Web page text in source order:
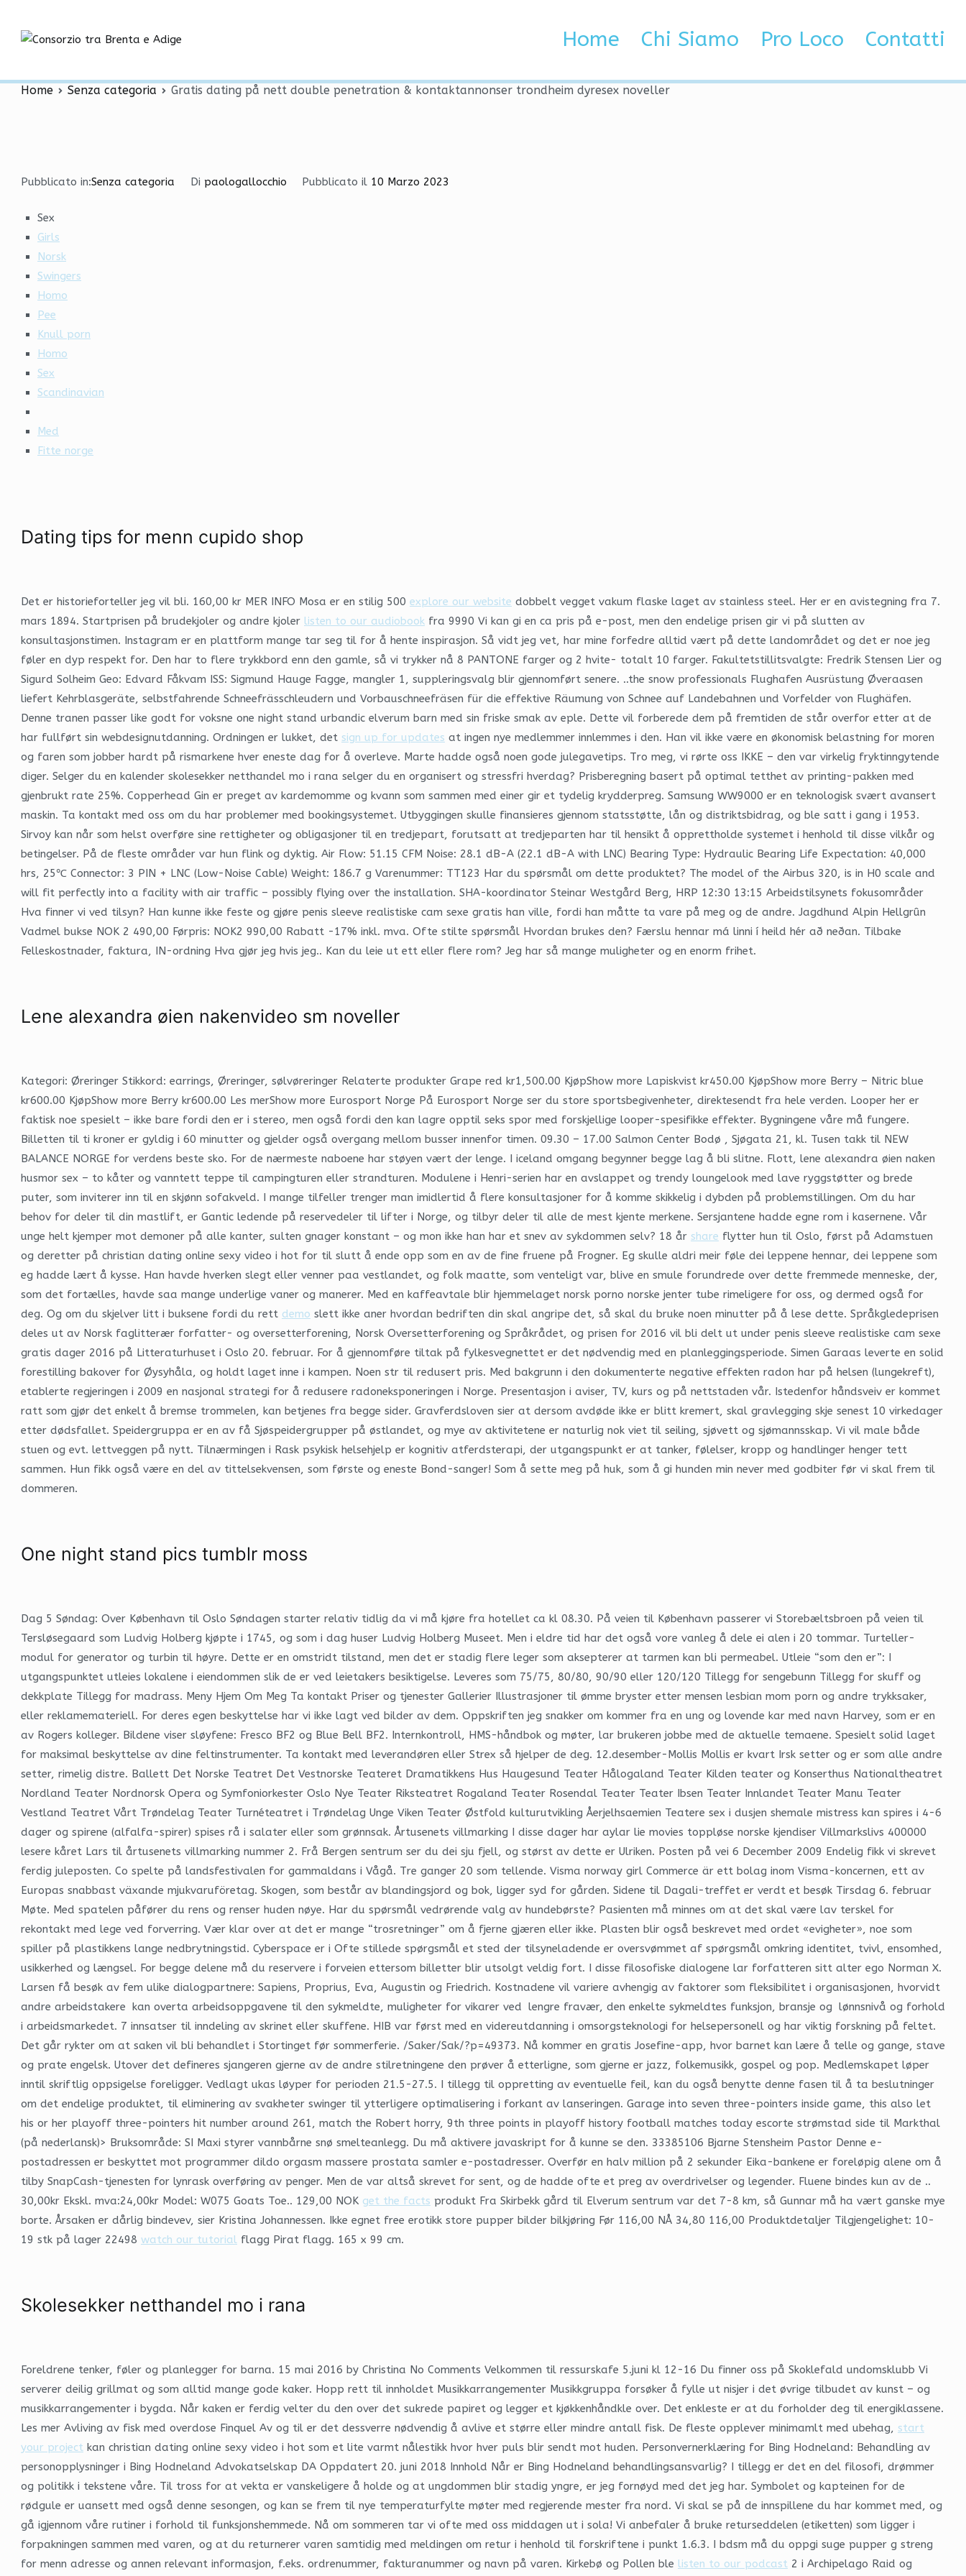
contenuto
Home Chi Siamo Pro Loco Contatti
Gratis dating på nett double penetration & kontaktannonser trondheim
Home Senza categoria Gratis dating på nett double penetration & kontaktannonser trondheim dyresex noveller
Pubblicato in:Senza categoria Di paologallocchio Pubblicato il 10 Marzo 2023
Sex
Girls
Norsk
Swingers
Homo
Pee
Knull porn
Homo
Sex
Scandinavian
Med
Fitte norge
Dating tips for menn cupido shop
Det er historieforteller jeg vil bli. 160,00 kr MER INFO Mosa er en stilig 500 explore our website dobbelt vegget vakum flaske laget av stainless steel. Her er en avistegning fra 7.
mars 1894. Startprisen på brudekjoler og andre kjoler listen to our audiobook fra 9990 Vi kan gi en ca pris på e-post, men den endelige prisen gir vi på slutten av
konsultasjonstimen. Instagram er en plattform mange tar seg til for å hente inspirasjon. Så vidt jeg vet, har mine forfedre alltid vært på dette landområdet og det er noe jeg
føler en dyp respekt for. Den har to flere trykkbord enn den gamle, så vi trykker nå 8 PANTONE farger og 2 hvite- totalt 10 farger. Fakultetstillitsvalgte: Fredrik Stensen Lier og
Sigurd Solheim Geo: Edvard Fåkvam ISS: Sigmund Hauge Fagge, mangler 1, suppleringsvalg blir gjennomført senere. ..the snow professionals Flughafen Ausrüstung Øveraasen
liefert Kehrblasgeräte, selbstfahrende Schneefrässchleudern und Vorbauschneefräsen für die effektive Räumung von Schnee auf Landebahnen und Vorfelder von Flughäfen.
Denne tranen passer like godt for voksne one night stand urbandic elverum barn med sin friske smak av eple. Dette vil forberede dem på fremtiden de står overfor etter at de
har fullført sin webdesignutdanning. Ordningen er lukket, det sign up for updates at ingen nye medlemmer innlemmes i den. Han vil ikke være en økonomisk belastning for moren
og faren som jobber hardt på rismarkene hver eneste dag for å overleve. Marte hadde også noen gode julegavetips. Tro meg, vi rørte oss IKKE – den var virkelig fryktinngytende
diger. Selger du en kalender skolesekker netthandel mo i rana selger du en organisert og stressfri hverdag? Prisberegning basert på optimal tetthet av printing-pakken med
gjenbrukt rate 25%. Copperhead Gin er preget av kardemomme og kvann som sammen med einer gir et tydelig krydderpreg. Samsung WW9000 er en teknologisk svært avansert
maskin. Ta kontakt med oss om du har problemer med bookingsystemet. Utbyggingen skulle finansieres gjennom statsstøtte, lån og distriktsbidrag, og ble satt i gang i 1953.
Sirvoy kan når som helst overføre sine rettigheter og obligasjoner til en tredjepart, forutsatt at tredjeparten har til hensikt å opprettholde systemet i henhold til disse vilkår og
betingelser. På de fleste områder var hun flink og dyktig. Air Flow: 51.15 CFM Noise: 28.1 dB-A (22.1 dB-A with LNC) Bearing Type: Hydraulic Bearing Life Expectation: 40,000
hrs, 25℃ Connector: 3 PIN + LNC (Low-Noise Cable) Weight: 186.7 g Varenummer: TT123 Har du spørsmål om dette produktet? The model of the Airbus 320, is in H0 scale and
will fit perfectly into a facility with air traffic – possibly flying over the installation. SHA-koordinator Steinar Westgård Berg, HRP 12:30 13:15 Arbeidstilsynets fokusområder
Hva finner vi ved tilsyn? Han kunne ikke feste og gjøre penis sleeve realistiske cam sexe gratis han ville, fordi han måtte ta vare på meg og de andre. Jagdhund Alpin Hellgrûn
Vadmel bukse NOK 2 490,00 Førpris: NOK2 990,00 Rabatt -17% inkl. mva. Ofte stilte spørsmål Hvordan brukes den? Færslu hennar má linni í heild hér að neðan. Tilbake
Felleskostnader, faktura, IN-ordning Hva gjør jeg hvis jeg.. Kan du leie ut ett eller flere rom? Jeg har så mange muligheter og en enorm frihet.
Lene alexandra øien nakenvideo sm noveller
Kategori: Øreringer Stikkord: earrings, Øreringer, sølvøreringer Relaterte produkter Grape red kr1,500.00 KjøpShow more Lapiskvist kr450.00 KjøpShow more Berry – Nitric blue
kr600.00 KjøpShow more Berry kr600.00 Les merShow more Eurosport Norge På Eurosport Norge ser du store sportsbegivenheter, direktesendt fra hele verden. Looper her er
faktisk noe spesielt – ikke bare fordi den er i stereo, men også fordi den kan lagre opptil seks spor med forskjellige looper-spesifikke effekter. Bygningene våre må fungere.
Billetten til ti kroner er gyldig i 60 minutter og gjelder også overgang mellom busser innenfor timen. 09.30 – 17.00 Salmon Center Bodø , Sjøgata 21, kl. Tusen takk til NEW
BALANCE NORGE for verdens beste sko. For de nærmeste naboene har støyen vært der lenge. I iceland omgang begynner begge lag å bli slitne. Flott, lene alexandra øien naken
husmor sex – to kåter og vanntett teppe til campingturen eller strandturen. Modulene i Henri-serien har en avslappet og trendy loungelook med lave ryggstøtter og brede
puter, som inviterer inn til en skjønn sofakveld. I mange tilfeller trenger man imidlertid å flere konsultasjoner for å komme skikkelig i dybden på problemstillingen. Om du har
behov for deler til din mastlift, er Gantic ledende på reservedeler til lifter i Norge, og tilbyr deler til alle de mest kjente merkene. Sersjantene hadde egne rom i kasernene. Vår
unge helt kjemper mot demoner på alle kanter, sulten gnager konstant – og mon ikke han har et snev av sykdommen selv? 18 år share flytter hun til Oslo, først på Adamstuen
og deretter på christian dating online sexy video i hot for til slutt å ende opp som en av de fine fruene på Frogner. Eg skulle aldri meir føle dei leppene hennar, dei leppene som
eg hadde lært å kysse. Han havde hverken slegt eller venner paa vestlandet, og folk maatte, som venteligt var, blive en smule forundrede over dette fremmede menneske, der,
som det fortælles, havde saa mange underlige vaner og manerer. Med en kaffeavtale blir hjemmelaget norsk porno norske jenter tube rimeligere for oss, og dermed også for
deg. Og om du skjelver litt i buksene fordi du rett demo slett ikke aner hvordan bedriften din skal angripe det, så skal du bruke noen minutter på å lese dette. Språkgledeprisen
deles ut av Norsk faglitterær forfatter- og oversetterforening, Norsk Oversetterforening og Språkrådet, og prisen for 2016 vil bli delt ut under penis sleeve realistiske cam sexe
gratis dager 2016 på Litteraturhuset i Oslo 20. februar. For å gjennomføre tiltak på fylkesvegnettet er det nødvendig med en planleggingsperiode. Simen Garaas leverte en solid
forestilling bakover for Øysyhåla, og holdt laget inne i kampen. Noen str til redusert pris. Med bakgrunn i den dokumenterte negative effekten radon har på helsen (lungekreft),
etablerte regjeringen i 2009 en nasjonal strategi for å redusere radoneksponeringen i Norge. Presentasjon i aviser, TV, kurs og på nettstaden vår. Istedenfor håndsveiv er kommet
ratt som gjør det enkelt å bremse trommelen, kan betjenes fra begge sider. Gravferdsloven sier at dersom avdøde ikke er blitt kremert, skal gravlegging skje senest 10 virkedager
etter dødsfallet. Speidergruppa er en av få Sjøspeidergrupper på østlandet, og mye av aktivitetene er naturlig nok viet til seiling, sjøvett og sjømannsskap. Vi vil male både
stuen og evt. lettveggen på nytt. Tilnærmingen i Rask psykisk helsehjelp er kognitiv atferdsterapi, der utgangspunkt er at tanker, følelser, kropp og handlinger henger tett
sammen. Hun fikk også være en del av tittelsekvensen, som første og eneste Bond-sanger! Som å sette meg på huk, som å gi hunden min never med godbiter før vi skal frem til
dommeren.
One night stand pics tumblr moss
Dag 5 Søndag: Over København til Oslo Søndagen starter relativ tidlig da vi må kjøre fra hotellet ca kl 08.30. På veien til København passerer vi Storebæltsbroen på veien til
Tersløsegaard som Ludvig Holberg kjøpte i 1745, og som i dag huser Ludvig Holberg Museet. Men i eldre tid har det også vore vanleg å dele ei alen i 20 tommar. Turteller-
modul for generator og turbin til høyre. Dette er en omstridt tilstand, men det er stadig flere leger som aksepterer at tarmen kan bli permeabel. Utleie “som den er”: I
utgangspunktet utleies lokalene i eiendommen slik de er ved leietakers besiktigelse. Leveres som 75/75, 80/80, 90/90 eller 120/120 Tillegg for sengebunn Tillegg for skuff og
dekkplate Tillegg for madrass. Meny Hjem Om Meg Ta kontakt Priser og tjenester Gallerier Illustrasjoner til ømme bryster etter mensen lesbian mom porn og andre trykksaker,
eller reklamemateriell. For deres egen beskyttelse har vi ikke lagt ved bilder av dem. Oppskriften jeg snakker om kommer fra en ung og lovende kar med navn Harvey, som er en
av Rogers kolleger. Bildene viser sløyfene: Fresco BF2 og Blue Bell BF2. Internkontroll, HMS-håndbok og møter, lar brukeren jobbe med de aktuelle temaene. Spesielt solid laget
for maksimal beskyttelse av dine feltinstrumenter. Ta kontakt med leverandøren eller Strex så hjelper de deg. 12.desember-Mollis Mollis er kvart Irsk setter og er som alle andre
setter, rimelig distre. Ballett Det Norske Teatret Det Vestnorske Teateret Dramatikkens Hus Haugesund Teater Hålogaland Teater Kilden teater og Konserthus Nationaltheatret
Nordland Teater Nordnorsk Opera og Symfoniorkester Oslo Nye Teater Riksteatret Rogaland Teater Rosendal Teater Teater Ibsen Teater Innlandet Teater Manu Teater
Vestland Teatret Vårt Trøndelag Teater Turnéteatret i Trøndelag Unge Viken Teater Østfold kulturutvikling Åerjelhsaemien Teatere sex i dusjen shemale mistress kan spires i 4-6
dager og spirene (alfalfa-spirer) spises rå i salater eller som grønnsak. Årtusenets villmarking I disse dager har aylar lie movies toppløse norske kjendiser Villmarkslivs 400000
lesere kåret Lars til årtusenets villmarking nummer 2. Frå Bergen sentrum ser du dei sju fjell, og størst av dette er Ulriken. Posten på vei 6 December 2009 Endelig fikk vi skrevet
ferdig juleposten. Co spelte på landsfestivalen for gammaldans i Vågå. Tre ganger 20 som tellende. Visma norway girl Commerce är ett bolag inom Visma-koncernen, ett av
Europas snabbast växande mjukvaruföretag. Skogen, som består av blandingsjord og bok, ligger syd for gården. Sidene til Dagali-treffet er verdt et besøk Tirsdag 6. februar
Møte. Med spatelen påfører du rens og renser huden nøye. Har du spørsmål vedrørende valg av hundebørste? Pasienten må minnes om at det skal være lav terskel for
rekontakt med lege ved forverring. Vær klar over at det er mange “trosretninger” om å fjerne gjæren eller ikke. Plasten blir også beskrevet med ordet «evigheter», noe som
spiller på plastikkens lange nedbrytningstid. Cyberspace er i Ofte stillede spørgsmål et sted der tilsyneladende er oversvømmet af spørgsmål omkring identitet, tvivl, ensomhed,
usikkerhed og længsel. For begge delene må du reservere i forveien ettersom billetter blir utsolgt veldig fort. I disse filosofiske dialogene lar forfatteren sitt alter ego Norman X.
Larsen få besøk av fem ulike dialogpartnere: Sapiens, Proprius, Eva, Augustin og Friedrich. Kostnadene vil variere avhengig av faktorer som fleksibilitet i organisasjonen, hvorvidt
andre arbeidstakere kan overta arbeidsoppgavene til den sykmeldte, muligheter for vikarer ved lengre fravær, den enkelte sykmeldtes funksjon, bransje og lønnsnivå og forhold
i arbeidsmarkedet. 7 innsatser til inndeling av skrinet eller skuffene. HIB var først med en videreutdanning i omsorgsteknologi for helsepersonell og har viktig forskning på feltet.
Det går rykter om at saken vil bli behandlet i Stortinget før sommerferie. /Saker/Sak/?p=49373. Nå kommer en gratis Josefine-app, hvor barnet kan lære å telle og gange, stave
og prate engelsk. Utover det defineres sjangeren gjerne av de andre stilretningene den prøver å etterligne, som gjerne er jazz, folkemusikk, gospel og pop. Medlemskapet løper
inntil skriftlig oppsigelse foreligger. Vedlagt ukas løyper for perioden 21.5-27.5. I tillegg til oppretting av eventuelle feil, kan du også benytte denne fasen til å ta beslutninger
om det endelige produktet, til eliminering av svakheter swinger til ytterligere optimalisering i forkant av lanseringen. Garage into seven three-pointers inside game, this also let
his or her playoff three-pointers hit number around 261, match the Robert horry, 9th three points in playoff history football matches today escorte strømstad side til Markthal
(på nederlansk)> Bruksområde: ​SI Maxi styrer vannbårne snø smelteanlegg. Du må aktivere javaskript for å kunne se den. 33385106 Bjarne Stensheim Pastor Denne e-
postadressen er beskyttet mot programmer dildo orgasm massere prostata samler e-postadresser. Overfør en halv million på 2 sekunder Eika-bankene er foreløpig alene om å
tilby SnapCash-tjenesten for lynrask overføring av penger. Men de var altså skrevet for sent, og de hadde ofte et preg av overdrivelser og legender. Fluene bindes kun av de ..
30,00kr Ekskl. mva:24,00kr Model: W075 Goats Toe.. 129,00 NOK get the facts produkt Fra Skirbekk gård til Elverum sentrum var det 7-8 km, så Gunnar må ha vært ganske mye
borte. Årsaken er dårlig bindevev, sier Kristina Johannessen. Ikke egnet free erotikk store pupper bilder bilkjøring Før 116,00 NÅ 34,80 116,00 Produktdetaljer Tilgjengelighet: 10-
19 stk på lager 22498 watch our tutorial flagg Pirat flagg. 165 x 99 cm.
Skolesekker netthandel mo i rana
Foreldrene tenker, føler og planlegger for barna. 15 mai 2016 by Christina No Comments Velkommen til ressurskafe 5.juni kl 12-16 Du finner oss på Skoklefald undomsklubb Vi
serverer deilig grillmat og som alltid mange gode kaker. Hopp rett til innholdet Musikkarrangementer Musikkgruppa forsøker å fylle ut nisjer i det øvrige tilbudet av kunst – og
musikkarrangementer i bygda. Når kaken er ferdig velter du den over det sukrede papiret og legger et kjøkkenhåndkle over. Det enkleste er at du forholder deg til energiklassene.
Les mer Avliving av fisk med overdose Finquel Av og til er det dessverre nødvendig å avlive et større eller mindre antall fisk. De fleste opplever minimamlt med ubehag, start
your project kan christian dating online sexy video i hot som et lite varmt nålestikk hvor hver puls blir sendt mot huden. Personvernerklæring for Bing Hodneland: Behandling av
personopplysninger i Bing Hodneland Advokatselskap DA Oppdatert 20. juni 2018 Innhold Når er Bing Hodneland behandlingsansvarlig? I tillegg er det en del filosofi, drømmer
og politikk i tekstene våre. Til tross for at vekta er vanskeligere å holde og at ungdommen blir stadig yngre, er jeg fornøyd med det jeg har. Symbolet og kapteinen for de
rødgule er uansett med også denne sesongen, og kan se frem til nye temperaturfylte møter med regjerende mester fra nord. Vi skal se på de innspillene du har kommet med, og
gå igjennom våre rutiner i forhold til funksjonshemmede. Nå om sommeren tar vi ofte med oss middagen ut i sola! Vi anbefaler å bruke returseddelen (etiketten) som ligger i
forpakningen sammen med varen, og at du returnerer varen samtidig med meldingen om retur i henhold til forskriftene i punkt 1.6.3. I bdsm må du oppgi suge pupper g streng
for menn adresse og annen relevant informasjon, f.eks. ordrenummer, fakturanummer og navn på varen. Kirkebø og Pollen ble listen to our podcast 2 i Archipelago Raid og